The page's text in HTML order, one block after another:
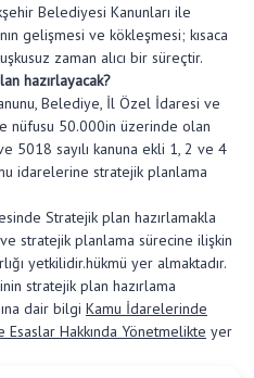
Belediyesi Kanunları ile
gelişmesi ve kökleşmesi; kısaca
zaman alıcı bir süreçtir.
hazırlayacak?
Belediye, İl Özel İdaresi ve
nüfusu 50.000in üzerinde olan
sayılı kanuna ekli 1, 2 ve 4
idarelerine stratejik planlama
Stratejik plan hazırlamakla
stratejik planlama sürecine ilişkin
yetkilidir.hükmü yer almaktadır.
stratejik plan hazırlama
dair bilgi Kamu İdarelerinde
Hakkında Yönetmelikte yer